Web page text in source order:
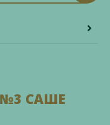
САШЕ